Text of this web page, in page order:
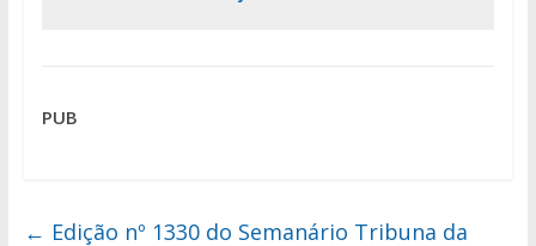
PUB
← Edição nº 1330 do Semanário Tribuna da